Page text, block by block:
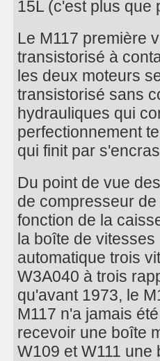
15L (c'est plus que
Le M117 première
transistorisé à
les deux moteurs
transistorisé sans
hydrauliques qui
perfectionnement
qui finit par
Du point de vue
de compresseur
fonction de la
la boîte de
automatique trois
W3A040 à trois
qu'avant 1973, le
M117 n'a jamais
recevoir une boîte
W109 et W111